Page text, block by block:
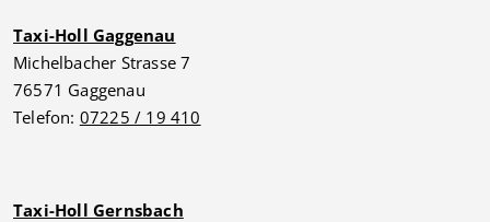
Taxi-Holl Gaggenau
Michelbacher Strasse 7
76571 Gaggenau
Telefon: 07225 / 19 410
Taxi-Holl Gernsbach